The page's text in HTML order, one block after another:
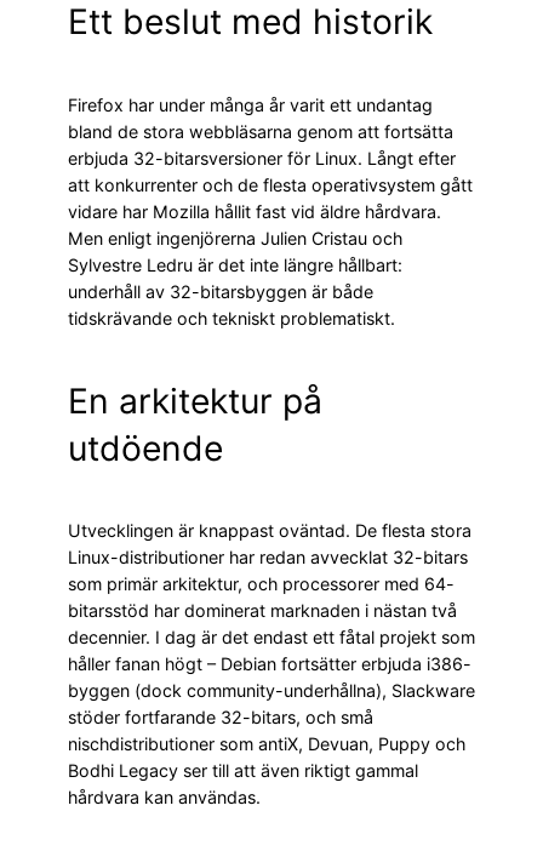
Ett beslut med historik
Firefox har under många år varit ett undantag
bland de stora webbläsarna genom att fortsätta
erbjuda 32-bitarsversioner för Linux. Långt efter
att konkurrenter och de flesta operativsystem gått
vidare har Mozilla hållit fast vid äldre hårdvara.
Men enligt ingenjörerna Julien Cristau och
Sylvestre Ledru är det inte längre hållbart:
underhåll av 32-bitarsbyggen är både
tidskrävande och tekniskt problematiskt.
En arkitektur på
utdöende
Utvecklingen är knappast oväntad. De flesta stora
Linux-distributioner har redan avvecklat 32-bitars
som primär arkitektur, och processorer med 64-
bitarsstöd har dominerat marknaden i nästan två
decennier. I dag är det endast ett fåtal projekt som
håller fanan högt – Debian fortsätter erbjuda i386-
byggen (dock community-underhållna), Slackware
stöder fortfarande 32-bitars, och små
nischdistributioner som antiX, Devuan, Puppy och
Bodhi Legacy ser till att även riktigt gammal
hårdvara kan användas.